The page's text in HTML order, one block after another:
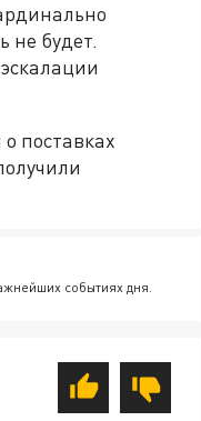
не будет.
поставках
событиях дня.